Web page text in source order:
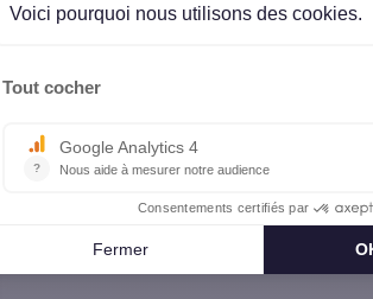
Appartement